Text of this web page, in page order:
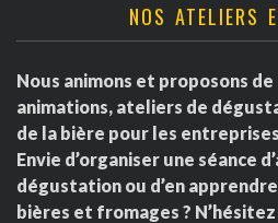
NOS ATELIERS
Nous animons et proposons
animations, ateliers de
de la bière pour les
Envie d’organiser une séance
dégustation ou d’en
bières et fromages ?